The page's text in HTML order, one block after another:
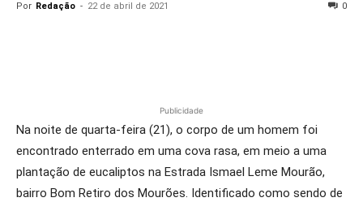
Por Redação - 22 de abril de 2021 0
Publicidade
Na noite de quarta-feira (21), o corpo de um homem foi
encontrado enterrado em uma cova rasa, em meio a uma
plantação de eucaliptos na Estrada Ismael Leme Mourão,
bairro Bom Retiro dos Mourões. Identificado como sendo de